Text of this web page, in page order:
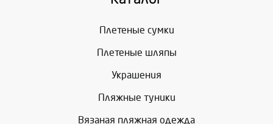
Плетеные сумки
Плетеные шляпы
Украшения
Пляжные туники
Вязаная пляжная одежда